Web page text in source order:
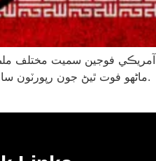
آمريڪا ۽ اسرائيل جي حملن ۾ ايران ۾ 1,230 ماڻهو مارجي ويا، جڏهن ته ايران جي جوابي حملن ۾
ماڻهو فوت ٿيڻ جون رپورٽون سامهون آيون آهن.